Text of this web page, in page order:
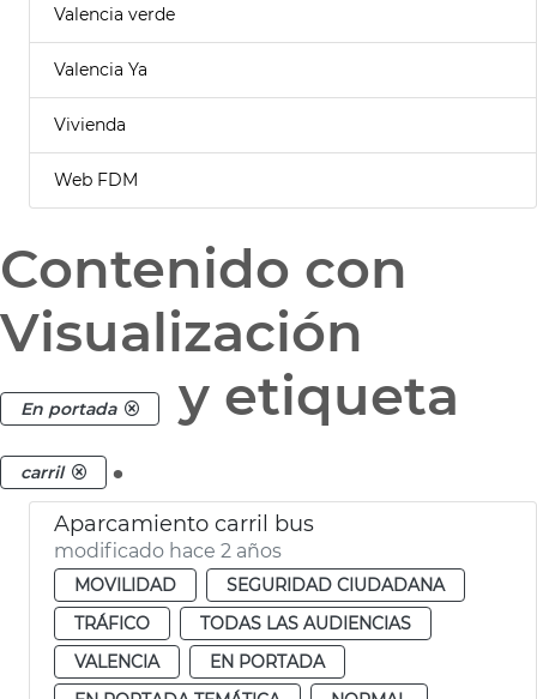
Valencia verde
Valencia Ya
Vivienda
Web FDM
Contenido con
Visualización
En portada y etiqueta
carril .
Aparcamiento carril bus
modificado hace 2 años
MOVILIDAD
SEGURIDAD CIUDADANA
TRÁFICO
TODAS LAS AUDIENCIAS
VALENCIA
EN PORTADA